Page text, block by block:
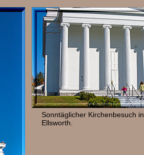
Sonntäglicher Kirchenbesuch in
Ellsworth.